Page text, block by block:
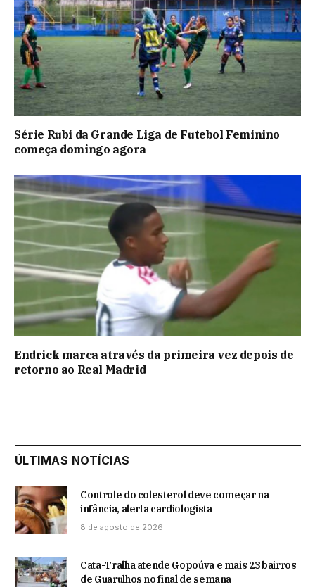
Série Rubi da Grande Liga de Futebol Feminino
começa domingo agora
Endrick marca através da primeira vez depois de
retorno ao Real Madrid
ÚLTIMAS NOTÍCIAS
Controle do colesterol deve começar na
infância, alerta cardiologista
8 de agosto de 2026
Cata-Tralha atende Gopoúva e mais 23 bairros
de Guarulhos no final de semana